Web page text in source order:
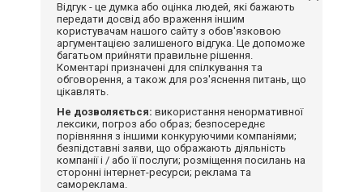
Відгук - це думка або оцінка людей, які бажають
передати досвід або враження іншим
користувачам нашого сайту з обов'язковою
аргументацією залишеного відгука. Це допоможе
багатьом прийняти правильне рішення.
Коментарі призначені для спілкування та
обговорення, а також для роз'яснення питань, що
цікавлять.
Не дозволяється: використання ненормативної
лексики, погроз або образ; безпосереднє
порівняння з іншими конкуруючими компаніями;
безпідставні заяви, що ображають діяльність
компанії і / або її послуги; розміщення посилань на
сторонні інтернет-ресурси; реклама та
самореклама.